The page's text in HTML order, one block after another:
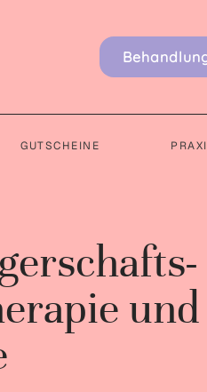
GUTSCHEINE
und